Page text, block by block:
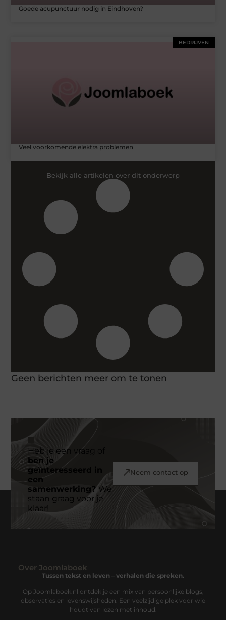
Goede acupunctuur nodig in Eindhoven?
BEDRIJVEN
Veel voorkomende elektra problemen
Bekijk alle artikelen over dit onderwerp
Geen berichten meer om te tonen
Heb je een vraag of
ben je
geïnteresseerd in
een
samenwerking?We
staan graag voor je
klaar!
Neem contact op
Over Joomlaboek
Tussen tekst en leven – verhalen die spreken.
Op Joomlaboek.nl ontdek je een mix van persoonlijke blogs,
observaties en levenswijsheden. Een veelzijdige plek voor wie
houdt van lezen met inhoud.